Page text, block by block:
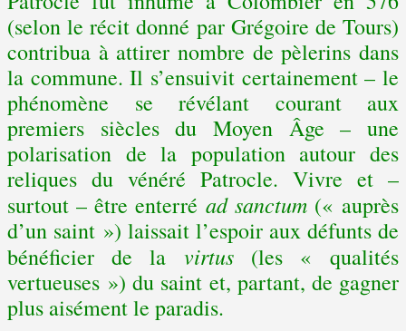
(selon le récit donné par Grégoire de Tours)
contribua à attirer nombre de pèlerins dans
la commune. Il s’ensuivit certainement – le
phénomène se révélant courant aux
premiers siècles du Moyen Âge – une
polarisation de la population autour des
reliques du vénéré Patrocle. Vivre et –
surtout – être enterré ad sanctum(« auprès
d’un saint ») laissait l’espoir aux défunts de
bénéficier de la virtus(les « qualités
vertueuses ») du saint et, partant, de gagner
plus aisément le paradis.